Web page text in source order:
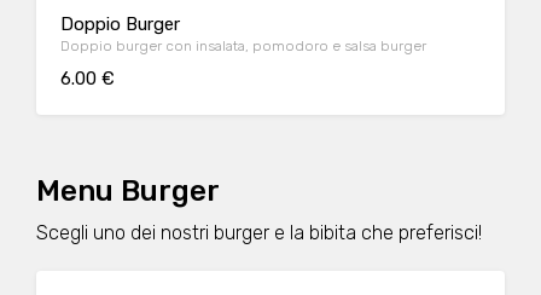
Doppio Burger
Doppio burger con insalata, pomodoro e salsa burger
6.00 €
Menu Burger
Scegli uno dei nostri burger e la bibita che preferisci!